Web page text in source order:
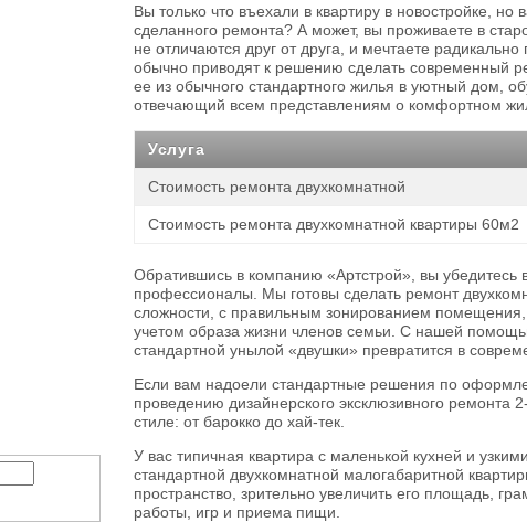
Вы только что въехали в квартиру в новостройке, но
сделанного ремонта? А может, вы проживаете в
не отличаются друг от друга, и мечтаете
обычно приводят к решению сделать современный
ее из обычного стандартного жилья в уютный дом,
отвечающий всем представлениям о комфортном
Услуга
Стоимость ремонта двухкомнатной
Стоимость ремонта двухкомнатной квартиры 60м2
Обратившись в компанию «Артстрой», вы
профессионалы. Мы готовы сделать ремонт
сложности, с правильным зонированием помещения,
учетом образа жизни членов семьи. С нашей
стандартной унылой «двушки» превратится в
Если вам надоели стандартные решения по
проведению дизайнерского эксклюзивного
стиле: от барокко до хай-тек.
У вас типичная квартира с маленькой кухней и
стандартной двухкомнатной малогабаритной
пространство, зрительно увеличить его площадь,
работы, игр и приема пищи.